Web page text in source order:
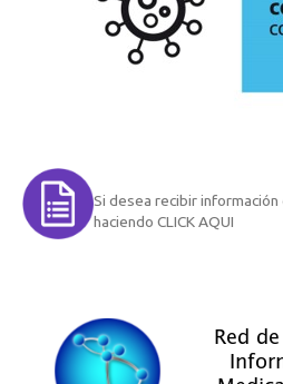
Si desea recibir
haciendo CLICK AQUI